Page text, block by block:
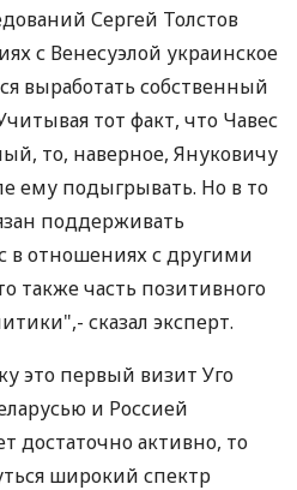
Сергей Толстов
с Венесуэлой украинское
выработать собственный
тот факт, что Чавес
то, наверное, Януковичу
ему подыгрывать. Но в то
поддерживать
в отношениях с другими
также часть позитивного
сказал эксперт.
это первый визит Уго
и Россией
достаточно активно, то
широкий спектр